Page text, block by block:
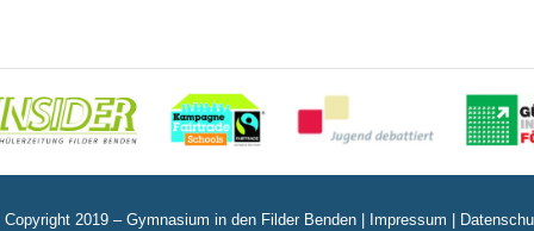
2019 – Gymnasium in den Filder Benden | Impressum